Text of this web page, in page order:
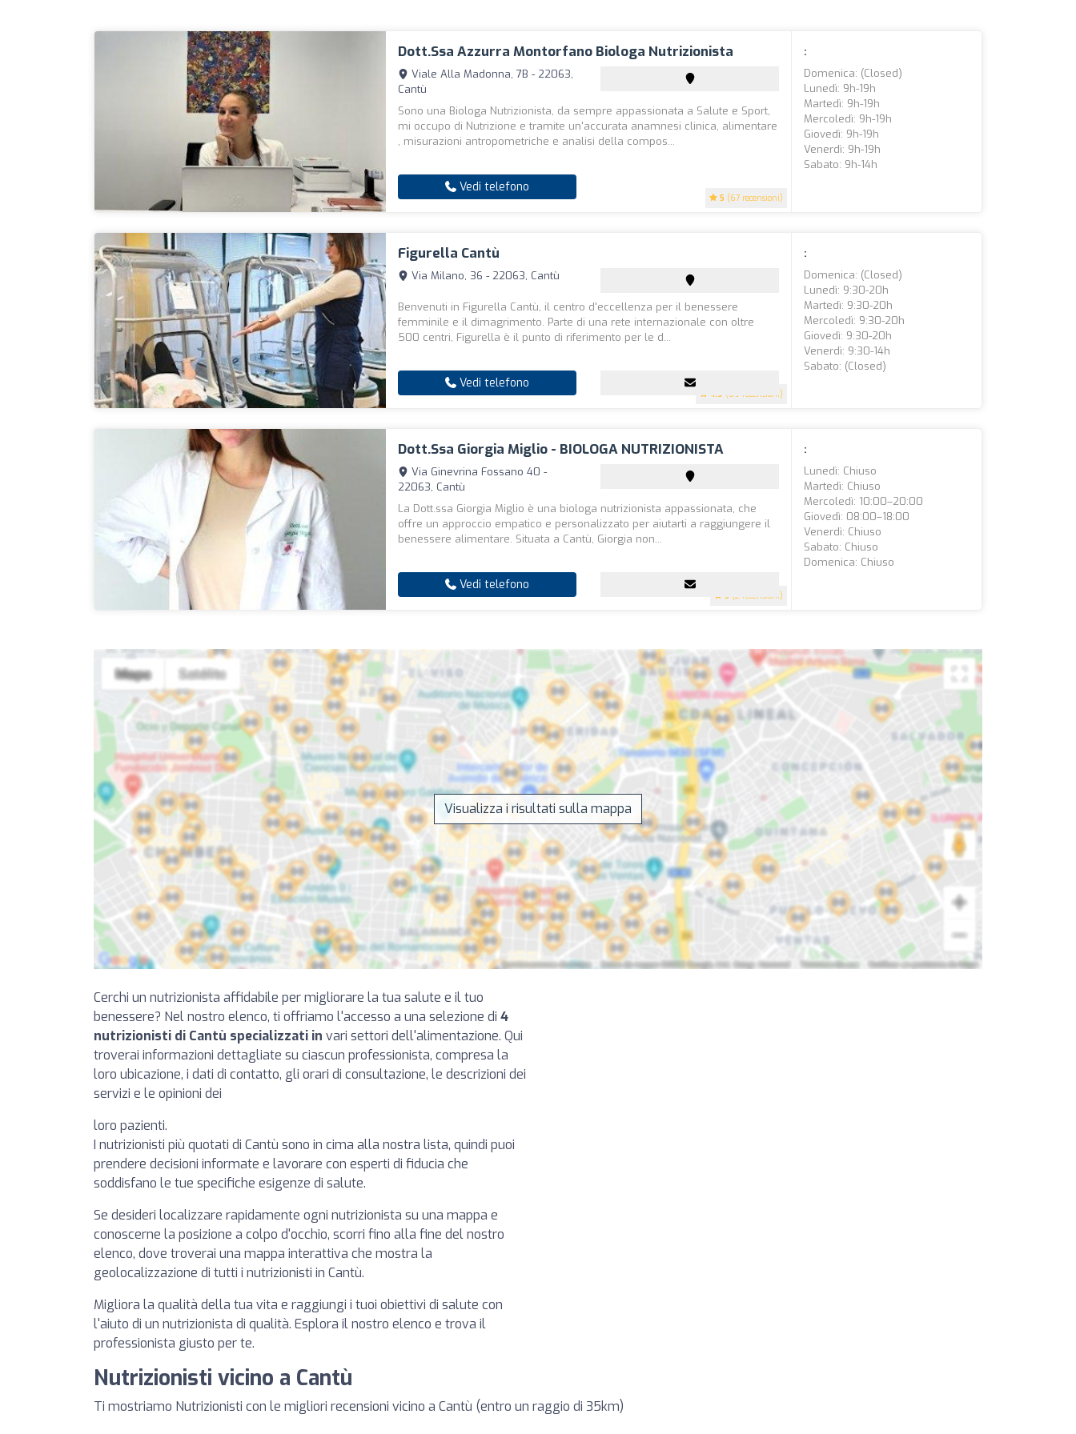
Dott.ssa Azzurra Montorfano Biologa Nutrizionista
5 (67 recensioni)
Viale Alla Madonna, 7B - 22063,
Cantù
Sono una Biologa Nutrizionista, da sempre appassionata a Salute e Sport,
mi occupo di Nutrizione e tramite un'accurata anamnesi clinica, alimentare
, misurazioni antropometriche e analisi della compos...
Vedi telefono
:
Domenica: (closed)
Lunedì: 9h-19h
Martedì: 9h-19h
Mercoledì: 9h-19h
Giovedì: 9h-19h
Venerdì: 9h-19h
Sabato: 9h-14h
Figurella Cantù
4.9 (69 recensioni)
Via Milano, 36 - 22063, Cantù
Benvenuti in Figurella Cantù, il centro d'eccellenza per il benessere
femminile e il dimagrimento. Parte di una rete internazionale con oltre
500 centri, Figurella è il punto di riferimento per le d...
Vedi telefono
:
Domenica: (closed)
Lunedì: 9:30-20h
Martedì: 9:30-20h
Mercoledì: 9:30-20h
Giovedì: 9:30-20h
Venerdì: 9:30-14h
Sabato: (closed)
Dott.ssa Giorgia Miglio - BIOLOGA NUTRIZIONISTA
5 (2 recensioni)
Via Ginevrina Fossano 40 -
22063, Cantù
La Dott.ssa Giorgia Miglio è una biologa nutrizionista appassionata, che
offre un approccio empatico e personalizzato per aiutarti a raggiungere il
benessere alimentare. Situata a Cantù, Giorgia non...
Vedi telefono
:
Lunedì: Chiuso
Martedì: Chiuso
Mercoledì: 10:00–20:00
Giovedì: 08:00–18:00
Venerdì: Chiuso
Sabato: Chiuso
Domenica: Chiuso
Visualizza i risultati sulla mappa
Cerchi un nutrizionista affidabile per migliorare la tua salute e il tuo
benessere? Nel nostro elenco, ti offriamo l'accesso a una selezione di 4
nutrizionisti di Cantù specializzati in vari settori dell'alimentazione. Qui
troverai informazioni dettagliate su ciascun professionista, compresa la
loro ubicazione, i dati di contatto, gli orari di consultazione, le descrizioni dei
servizi e le opinioni dei
loro pazienti.
I nutrizionisti più quotati di Cantù sono in cima alla nostra lista, quindi puoi
prendere decisioni informate e lavorare con esperti di fiducia che
soddisfano le tue specifiche esigenze di salute.
Se desideri localizzare rapidamente ogni nutrizionista su una mappa e
conoscerne la posizione a colpo d'occhio, scorri fino alla fine del nostro
elenco, dove troverai una mappa interattiva che mostra la
geolocalizzazione di tutti i nutrizionisti in Cantù.
Migliora la qualità della tua vita e raggiungi i tuoi obiettivi di salute con
l'aiuto di un nutrizionista di qualità. Esplora il nostro elenco e trova il
professionista giusto per te.
Nutrizionisti vicino a Cantù
Ti mostriamo Nutrizionisti con le migliori recensioni vicino a Cantù (entro un raggio di 35km)